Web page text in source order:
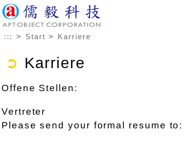
::: > Start > Karriere
➲ Karriere
Offene Stellen:
Vertreter
Please send your formal resume to: